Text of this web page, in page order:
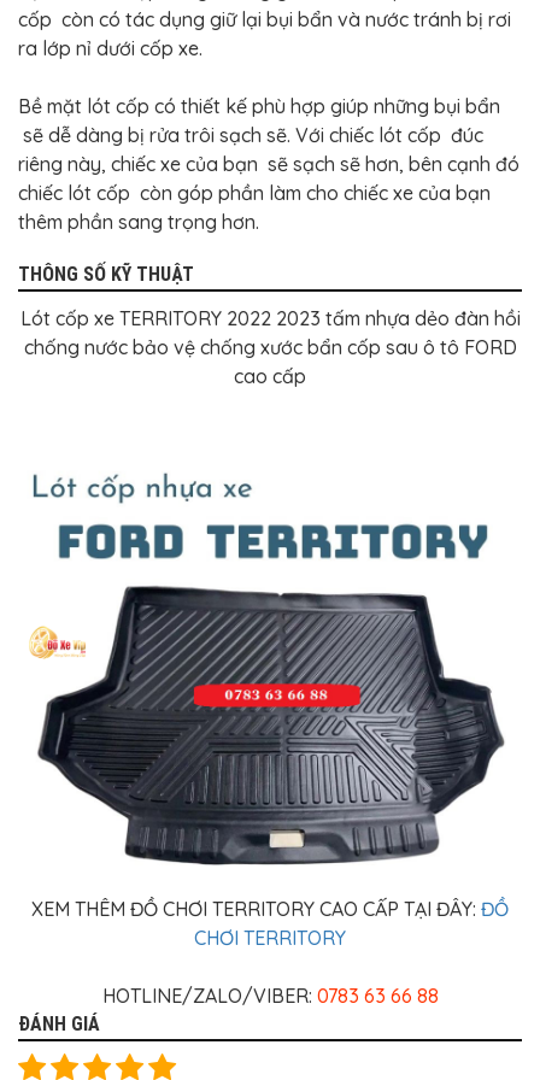
cốp còn có tác dụng giữ lại bụi bẩn và nước tránh bị rơi
ra lớp nỉ dưới cốp xe.
Bề mặt lót cốp có thiết kế phù hợp giúp những bụi bẩn
sẽ dễ dàng bị rửa trôi sạch sẽ. Với chiếc lót cốp đúc
riêng này, chiếc xe của bạn sẽ sạch sẽ hơn, bên cạnh đó
chiếc lót cốp còn góp phần làm cho chiếc xe của bạn
thêm phần sang trọng hơn.
THÔNG SỐ KỸ THUẬT
Lót cốp xe TERRITORY 2022 2023 tấm nhựa dẻo đàn hồi
chống nước bảo vệ chống xước bẩn cốp sau ô tô FORD
cao cấp
XEM THÊM ĐỒ CHƠI TERRITORY CAO CẤP TẠI ĐÂY: ĐỒ
CHƠI TERRITORY
HOTLINE/ZALO/VIBER: 0783 63 66 88
ĐÁNH GIÁ